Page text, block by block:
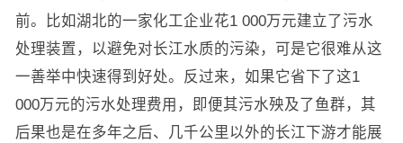
前。比如湖北的一家化工企业花1 000万元建立了污水
处理装置，以避免对长江水质的污染，可是它很难从这
一善举中快速得到好处。反过来，如果它省下了这1
000万元的污水处理费用，即便其污水殃及了鱼群，其
后果也是在多年之后、几千公里以外的长江下游才能展